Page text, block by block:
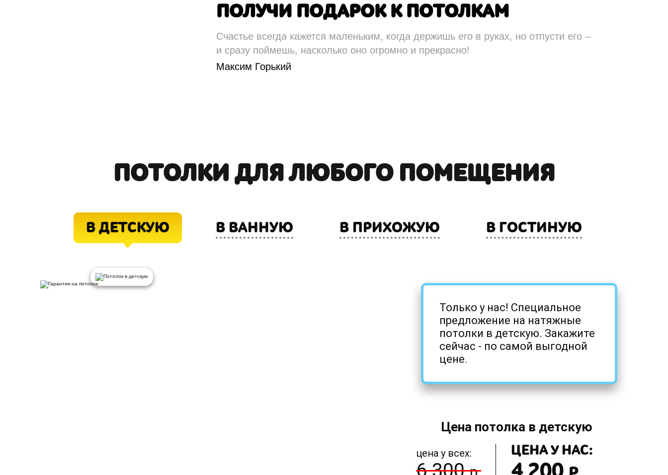
ПОЛУЧИ ПОДАРОК К ПОТОЛКАМ
Счастье всегда кажется маленьким, когда держишь его в руках, но отпусти его –
и сразу поймешь, насколько оно огромно и прекрасно!
Максим Горький
ПОТОЛКИ ДЛЯ ЛЮБОГО ПОМЕЩЕНИЯ
В ДЕТСКУЮ В ВАННУЮ В ПРИХОЖУЮ В ГОСТИНУЮ
Только у нас! Специальное
предложение на натяжные
потолки в детскую. Закажите
сейчас - по самой выгодной
цене.
Цена потолка в детскую
цена у всех: ЦЕНА У НАС: